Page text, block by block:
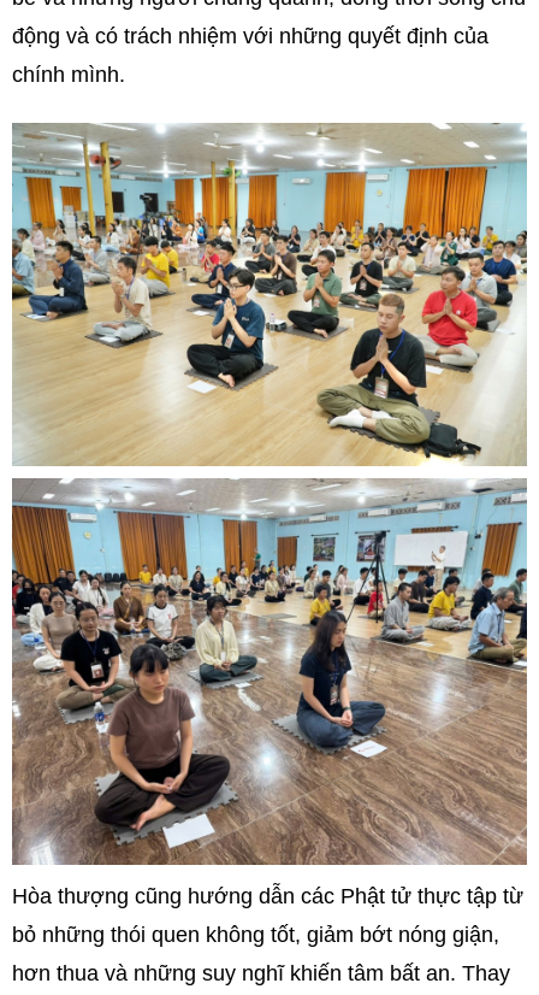
động và có trách nhiệm với những quyết định của
chính mình.
Hòa thượng cũng hướng dẫn các Phật tử thực tập từ
bỏ những thói quen không tốt, giảm bớt nóng giận,
hơn thua và những suy nghĩ khiến tâm bất an. Thay